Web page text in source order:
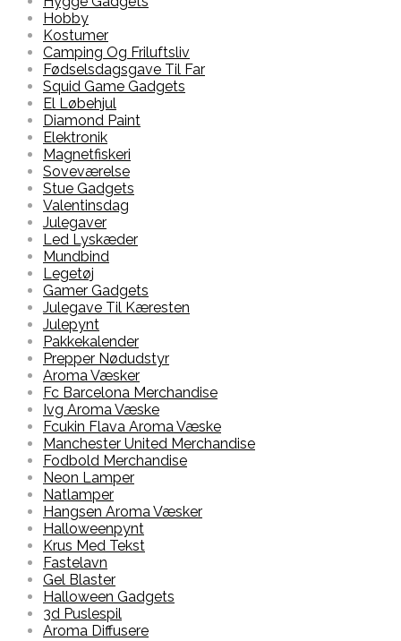
Hobby
Kostumer
Camping Og Friluftsliv
Fødselsdagsgave Til Far
Squid Game Gadgets
El Løbehjul
Diamond Paint
Elektronik
Magnetfiskeri
Soveværelse
Stue Gadgets
Valentinsdag
Julegaver
Led Lyskæder
Mundbind
Legetøj
Gamer Gadgets
Julegave Til Kæresten
Julepynt
Pakkekalender
Prepper Nødudstyr
Aroma Væsker
Fc Barcelona Merchandise
Ivg Aroma Væske
Fcukin Flava Aroma Væske
Manchester United Merchandise
Fodbold Merchandise
Neon Lamper
Natlamper
Hangsen Aroma Væsker
Halloweenpynt
Krus Med Tekst
Fastelavn
Gel Blaster
Halloween Gadgets
3d Puslespil
Aroma Diffusere